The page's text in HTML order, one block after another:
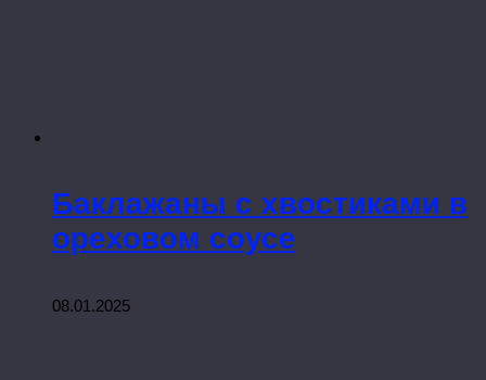
Баклажаны с хвостиками в
ореховом соусе
08.01.2025